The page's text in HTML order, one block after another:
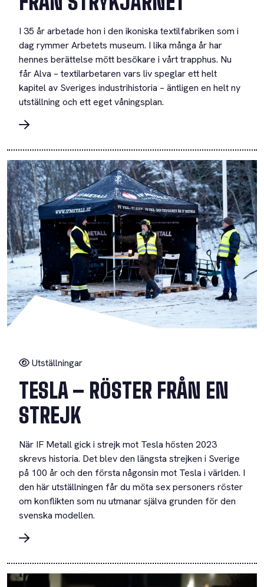
I 35 år arbetade hon i den ikoniska textilfabriken som i
dag rymmer Arbetets museum. I lika många år har
hennes berättelse mött besökare i vårt trapphus. Nu
får Alva – textilarbetaren vars liv speglar ett helt
kapitel av Sveriges industrihistoria – äntligen en helt ny
utställning och ett eget våningsplan.
Utställningar
TESLA – RÖSTER FRÅN EN
STREJK
När IF Metall gick i strejk mot Tesla hösten 2023
skrevs historia. Det blev den längsta strejken i Sverige
på 100 år och den första någonsin mot Tesla i världen. I
den här utställningen får du möta sex personers röster
om konflikten som nu utmanar själva grunden för den
svenska modellen.